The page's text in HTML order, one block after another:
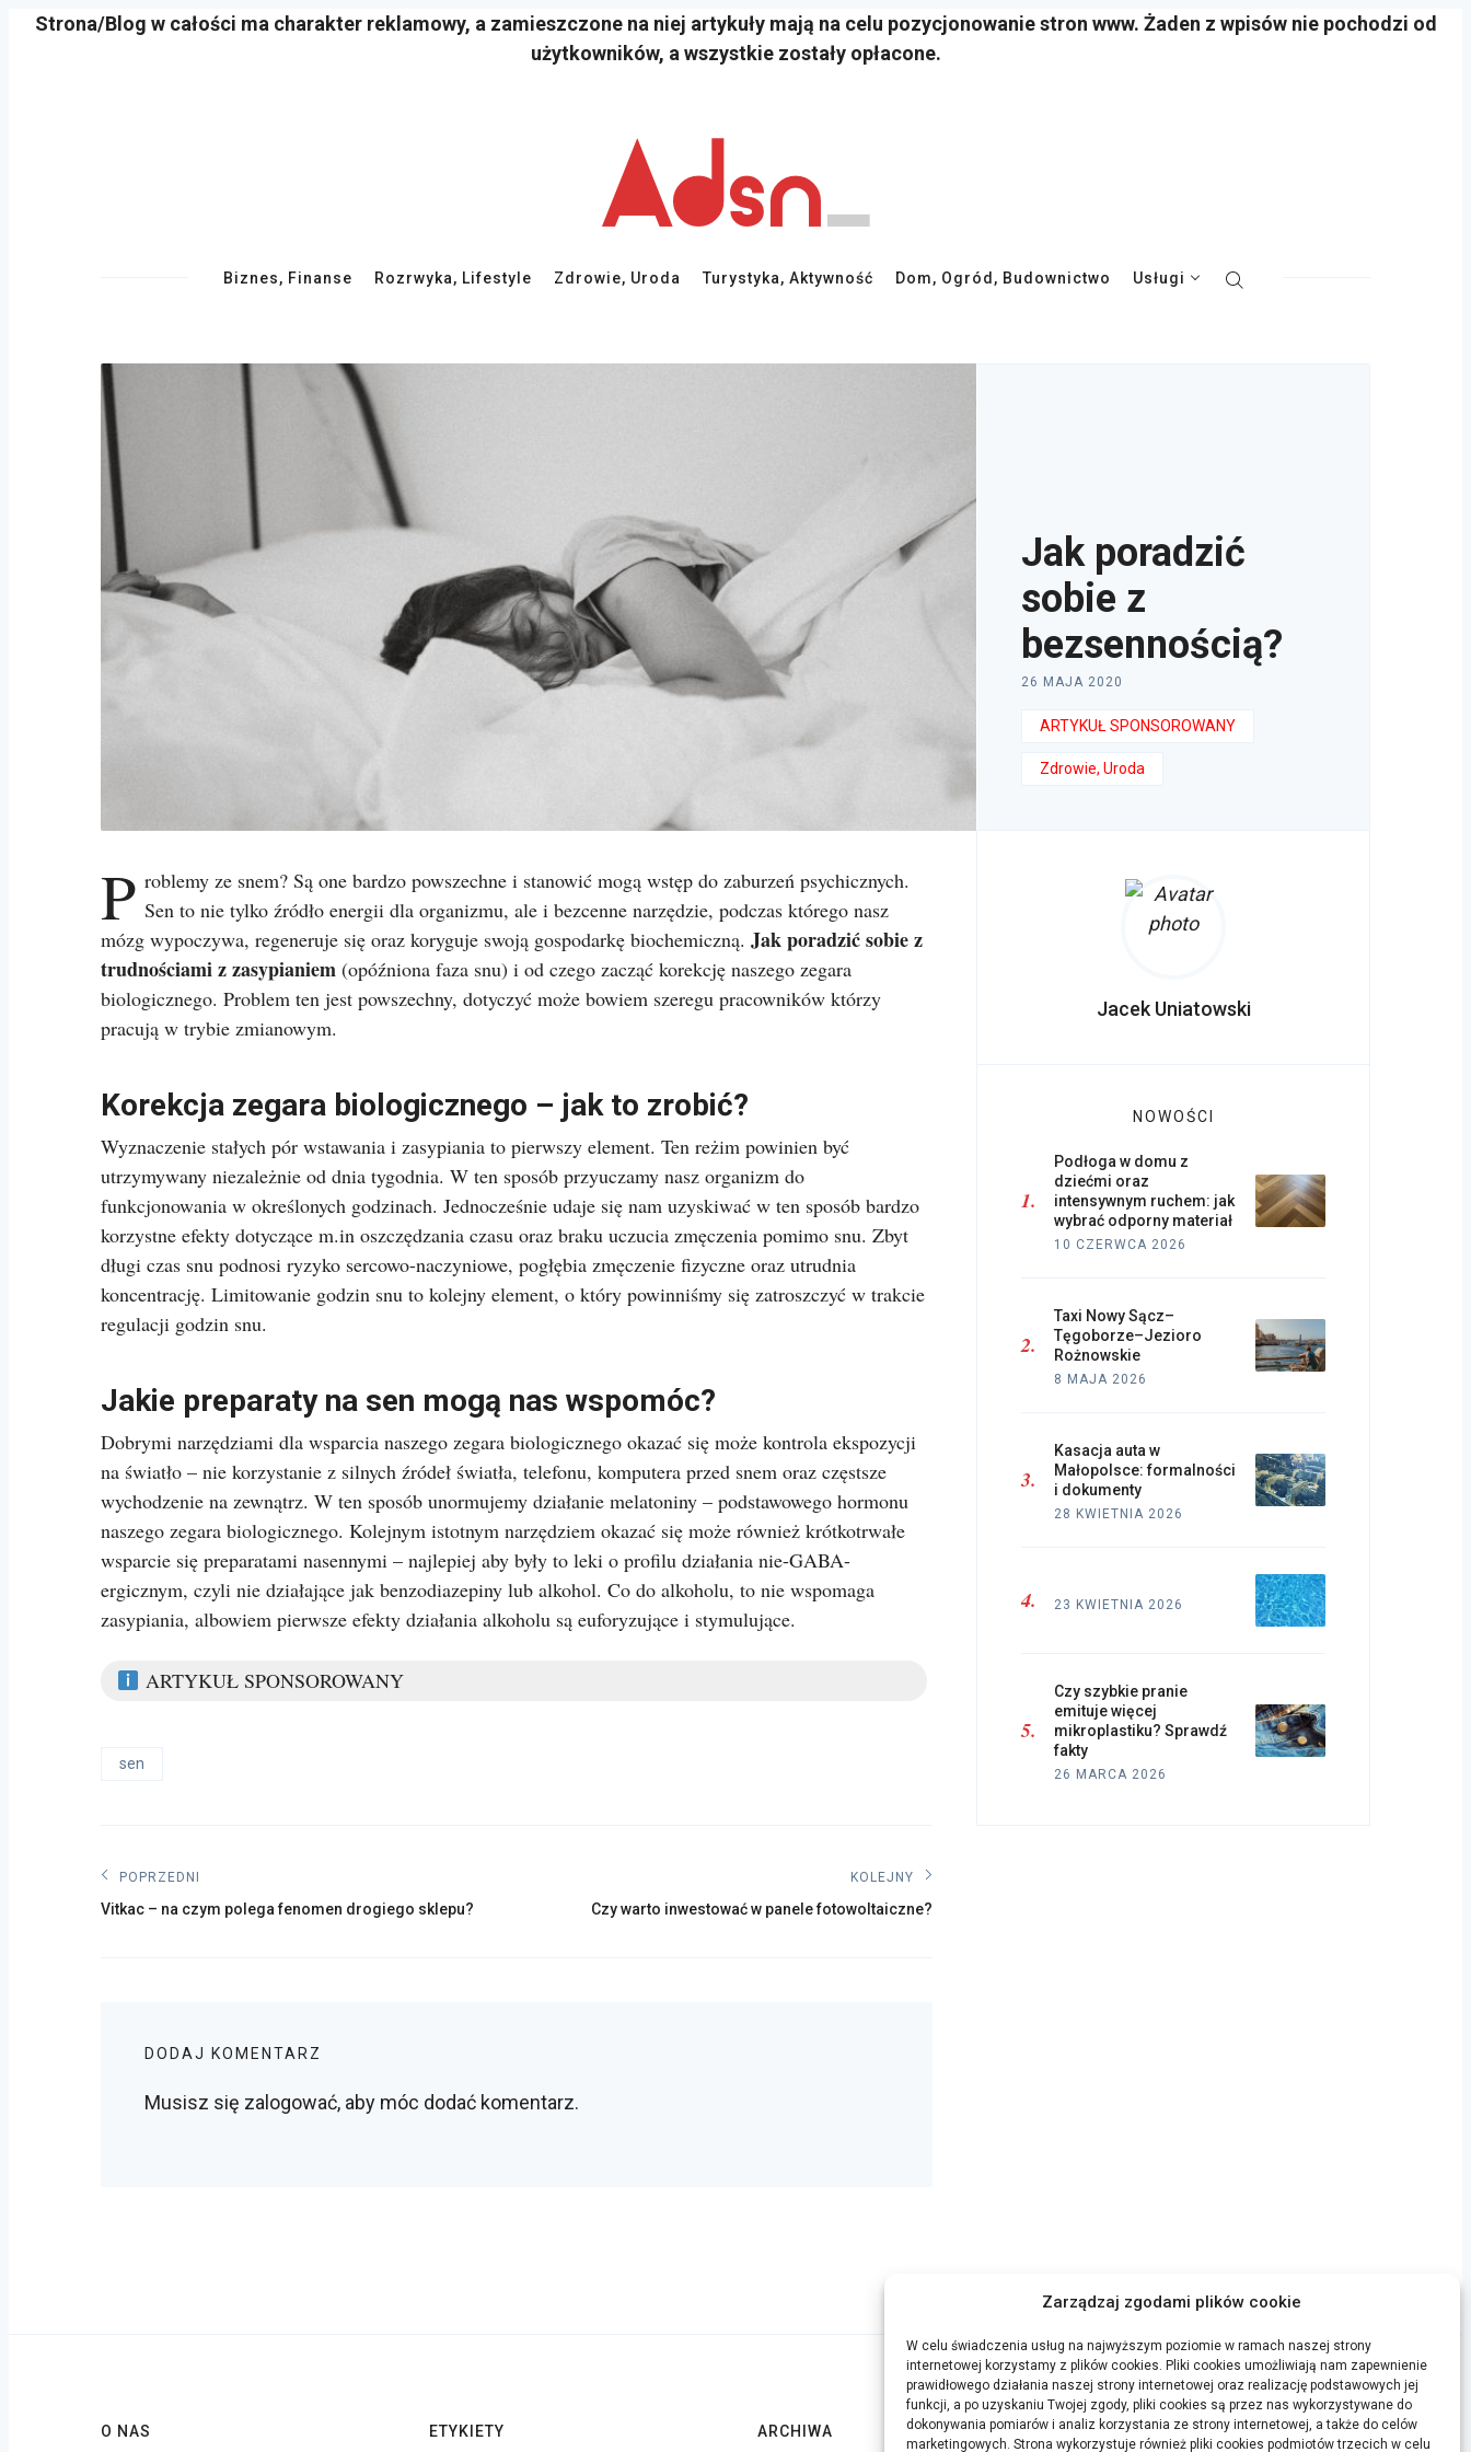
Zarządzaj zgodami plików cookie
W celu świadczenia usług na najwyższym poziomie w ramach naszej strony
internetowej korzystamy z plików cookies. Pliki cookies umożliwiają nam zapewnienie
prawidłowego działania naszej strony internetowej oraz realizację podstawowych jej
funkcji, a po uzyskaniu Twojej zgody, pliki cookies są przez nas wykorzystywane do
dokonywania pomiarów i analiz korzystania ze strony internetowej, a także do celów
marketingowych. Strona wykorzystuje również pliki cookies podmiotów trzecich w celu
Strona/Blog w całości ma charakter reklamowy, a zamieszczone na niej artykuły mają na celu pozycjonowanie stron www. Żaden z wpisów nie pochodzi od
użytkowników, a wszystkie zostały opłacone.
Biznes, Finanse Rozrwyka, Lifestyle Zdrowie, Uroda Turystyka, Aktywność Dom, Ogród, Budownictwo Usługi
Jak poradzić
sobie z
bezsennością?
26 MAJA 2020
ARTYKUŁ SPONSOROWANY
Zdrowie, Uroda
P roblemy ze snem? Są one bardzo powszechne i stanowić mogą wstęp do zaburzeń psychicznych.
Sen to nie tylko źródło energii dla organizmu, ale i bezcenne narzędzie, podczas którego nasz
mózg wypoczywa, regeneruje się oraz koryguje swoją gospodarkę biochemiczną. Jak poradzić sobie z
trudnościami z zasypianiem (opóźniona faza snu) i od czego zacząć korekcję naszego zegara
biologicznego. Problem ten jest powszechny, dotyczyć może bowiem szeregu pracowników którzy
pracują w trybie zmianowym.
Korekcja zegara biologicznego – jak to zrobić?
Wyznaczenie stałych pór wstawania i zasypiania to pierwszy element. Ten reżim powinien być
utrzymywany niezależnie od dnia tygodnia. W ten sposób przyuczamy nasz organizm do
funkcjonowania w określonych godzinach. Jednocześnie udaje się nam uzyskiwać w ten sposób bardzo
korzystne efekty dotyczące m.in oszczędzania czasu oraz braku uczucia zmęczenia pomimo snu. Zbyt
długi czas snu podnosi ryzyko sercowo-naczyniowe, pogłębia zmęczenie fizyczne oraz utrudnia
koncentrację. Limitowanie godzin snu to kolejny element, o który powinniśmy się zatroszczyć w trakcie
regulacji godzin snu.
Jakie preparaty na sen mogą nas wspomóc?
Dobrymi narzędziami dla wsparcia naszego zegara biologicznego okazać się może kontrola ekspozycji
na światło – nie korzystanie z silnych źródeł światła, telefonu, komputera przed snem oraz częstsze
wychodzenie na zewnątrz. W ten sposób unormujemy działanie melatoniny – podstawowego hormonu
naszego zegara biologicznego. Kolejnym istotnym narzędziem okazać się może również krótkotrwałe
wsparcie się preparatami nasennymi – najlepiej aby były to leki o profilu działania nie-GABA-
ergicznym, czyli nie działające jak benzodiazepiny lub alkohol. Co do alkoholu, to nie wspomaga
zasypiania, albowiem pierwsze efekty działania alkoholu są euforyzujące i stymulujące.
ARTYKUŁ SPONSOROWANY
sen
Nawigacja
wpisu
POPRZEDNI
Poprzedni
Vitkac – na czym polega fenomen drogiego sklepu?
KOLEJNY
Kolejny
Czy warto inwestować w panele fotowoltaiczne?
DODAJ KOMENTARZ
Musisz się zalogować, aby móc dodać komentarz.
Jacek Uniatowski
NOWOŚCI
Podłoga w domu z
dziećmi oraz
intensywnym ruchem: jak
wybrać odporny materiał
10 CZERWCA 2026
Taxi Nowy Sącz–
Tęgoborze–Jezioro
Rożnowskie
8 MAJA 2026
Kasacja auta w
Małopolsce: formalności
i dokumenty
28 KWIETNIA 2026
23 KWIETNIA 2026
Czy szybkie pranie
emituje więcej
mikroplastiku? Sprawdź
fakty
26 MARCA 2026
O NAS ETYKIETY ARCHIWA OSTATNIE WPISY